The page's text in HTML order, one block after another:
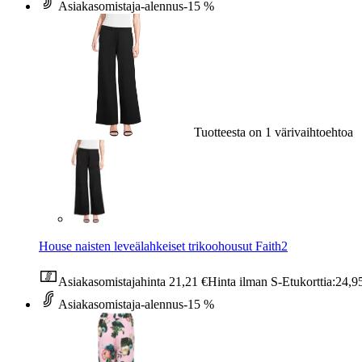
Asiakasomistaja-alennus-15 %
Tuotteesta on 1 värivaihtoehtoa
House naisten leveälahkeiset trikoohousut Faith2
Asiakasomistajahinta 21,21 €Hinta ilman S-Etukorttia:
Asiakasomistaja-alennus-15 %